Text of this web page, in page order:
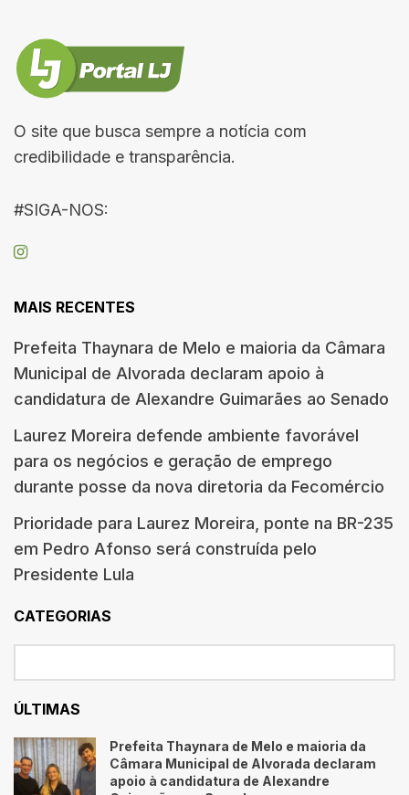
O site que busca sempre a notícia com
credibilidade e transparência.
#SIGA-NOS:
MAIS RECENTES
Prefeita Thaynara de Melo e maioria da Câmara
Municipal de Alvorada declaram apoio à
candidatura de Alexandre Guimarães ao Senado
Laurez Moreira defende ambiente favorável
para os negócios e geração de emprego
durante posse da nova diretoria da Fecomércio
Prioridade para Laurez Moreira, ponte na BR-235
em Pedro Afonso será construída pelo
Presidente Lula
CATEGORIAS
ÚLTIMAS
Prefeita Thaynara de Melo e maioria da
Câmara Municipal de Alvorada declaram
apoio à candidatura de Alexandre